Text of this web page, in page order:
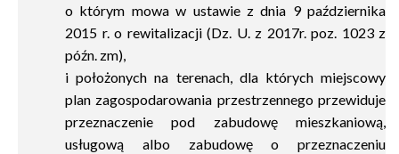
o którym mowaw ustawie z dnia 9 października
2015 r. o rewitalizacji (Dz. U. z 2017r. poz. 1023 z
późn. zm),
i położonych na terenach, dla których miejscowy
plan zagospodarowania przestrzennego przewiduje
przeznaczenie pod zabudowę mieszkaniową,
usługową albo zabudowę o przeznaczeniu